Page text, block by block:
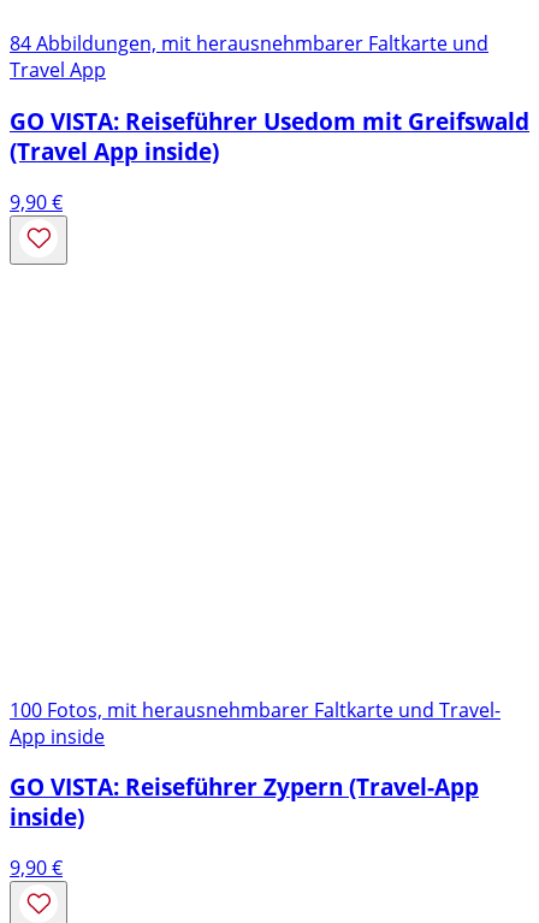
84 Abbildungen, mit herausnehmbarer Faltkarte und
Travel App
GO VISTA: Reiseführer Usedom mit Greifswald
(Travel App inside)
9,90€
100 Fotos, mit herausnehmbarer Faltkarte und Travel-
App inside
GO VISTA: Reiseführer Zypern (Travel-App
inside)
9,90€